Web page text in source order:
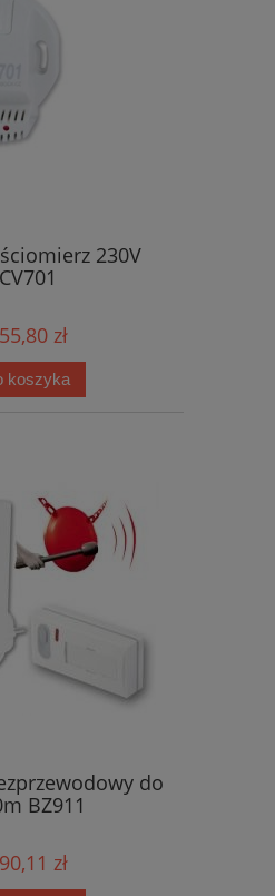
230V
CV701
zł
koszyka
do
BZ911
zł